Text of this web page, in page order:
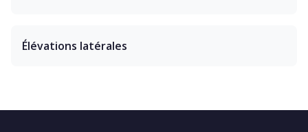
Élévations latérales